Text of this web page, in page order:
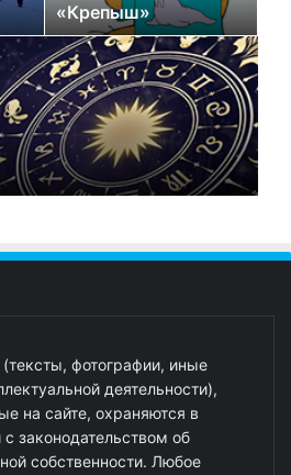
«Крепыш»
фотографии, иные
деятельности),
на сайте, охраняются в
с законодательством об
собственности. Любое